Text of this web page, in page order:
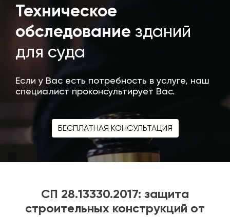
Техническое
обследование зданий
для суда
Если у Вас есть потребность в услуге, наш
специалист проконсультирует Вас.
БЕСПЛАТНАЯ КОНСУЛЬТАЦИЯ
СП 28.13330.2017: защита
строительных конструкций от